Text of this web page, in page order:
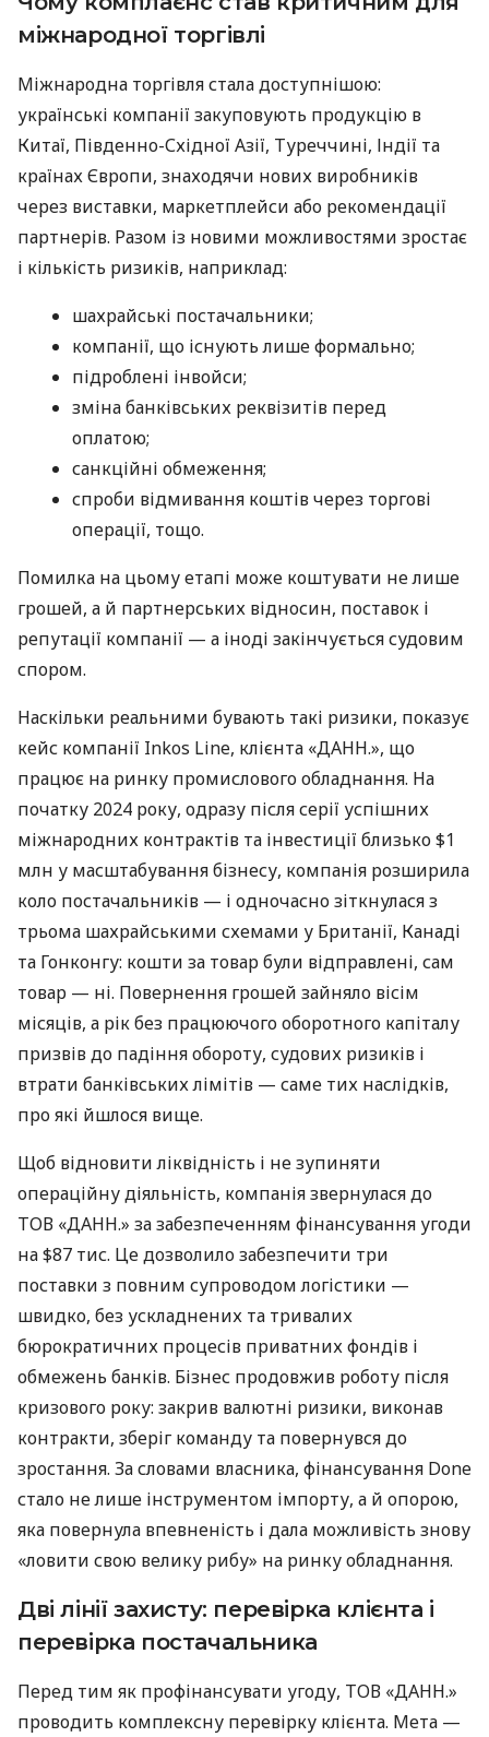
міжнародної торгівлі
Міжнародна торгівля стала доступнішою:
українські компанії закуповують продукцію в
Китаї, Південно-Східної Азії, Туреччині, Індії та
країнах Європи, знаходячи нових виробників
через виставки, маркетплейси або рекомендації
партнерів. Разом із новими можливостями зростає
і кількість ризиків, наприклад:
шахрайські постачальники;
компанії, що існують лише формально;
підроблені інвойси;
зміна банківських реквізитів перед
оплатою;
санкційні обмеження;
спроби відмивання коштів через торгові
операції, тощо.
Помилка на цьому етапі може коштувати не лише
грошей, а й партнерських відносин, поставок і
репутації компанії — а іноді закінчується судовим
спором.
Наскільки реальними бувають такі ризики, показує
кейс компанії Inkos Line, клієнта «ДАНН.», що
працює на ринку промислового обладнання. На
початку 2024 року, одразу після серії успішних
міжнародних контрактів та інвестиції близько $1
млн у масштабування бізнесу, компанія розширила
коло постачальників — і одночасно зіткнулася з
трьома шахрайськими схемами у Британії, Канаді
та Гонконгу: кошти за товар були відправлені, сам
товар — ні. Повернення грошей зайняло вісім
місяців, а рік без працюючого оборотного капіталу
призвів до падіння обороту, судових ризиків і
втрати банківських лімітів — саме тих наслідків,
про які йшлося вище.
Щоб відновити ліквідність і не зупиняти
операційну діяльність, компанія звернулася до
ТОВ «ДАНН.» за забезпеченням фінансування угоди
на $87 тис. Це дозволило забезпечити три
поставки з повним супроводом логістики —
швидко, без ускладнених та тривалих
бюрократичних процесів приватних фондів і
обмежень банків. Бізнес продовжив роботу після
кризового року: закрив валютні ризики, виконав
контракти, зберіг команду та повернувся до
зростання. За словами власника, фінансування Done
стало не лише інструментом імпорту, а й опорою,
яка повернула впевненість і дала можливість знову
«ловити свою велику рибу» на ринку обладнання.
Дві лінії захисту: перевірка клієнта і
перевірка постачальника
Перед тим як профінансувати угоду, ТОВ «ДАНН.»
проводить комплексну перевірку клієнта. Мета —